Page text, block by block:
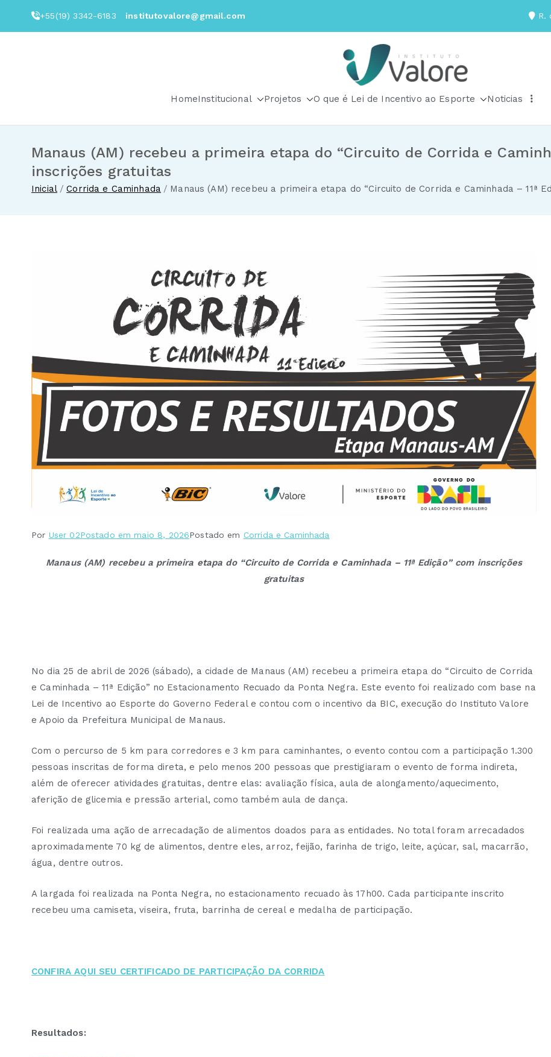
+55(19) 3342-6183 institutovalore@gmail.com R.
Instituto Valore
HomeInstitucional Projetos O que é Lei de Incentivo ao Esporte Noticias
Manaus (AM) recebeu a primeira etapa do “Circuito de Corrida e
inscrições gratuitas
Inicial Corrida e Caminhada Manaus (AM) recebeu a primeira etapa do “Circuito de Corrida e Caminhada – 11ª
Por User 02Postado emmaio 8, 2026Postado em Corrida e Caminhada
Manaus (AM) recebeu a primeira etapa do “Circuito de Corrida e Caminhada – 11ª Edição” com inscrições
gratuitas
No dia 25 de abril de 2026 (sábado), a cidade de Manaus (AM) recebeu a primeira etapa do “Circuito de Corrida
e Caminhada – 11ª Edição” no Estacionamento Recuado da Ponta Negra. Este evento foi realizado com base na
Lei de Incentivo ao Esporte do Governo Federal e contou com o incentivo da BIC, execução do Instituto Valore
e Apoio da Prefeitura Municipal de Manaus.
Com o percurso de 5 km para corredores e 3 km para caminhantes, o evento contou com a participação 1.300
pessoas inscritas de forma direta, e pelo menos 200 pessoas que prestigiaram o evento de forma indireta,
além de oferecer atividades gratuitas, dentre elas: avaliação física, aula de alongamento/aquecimento,
aferição de glicemia e pressão arterial, como também aula de dança.
Foi realizada uma ação de arrecadação de alimentos doados para as entidades. No total foram arrecadados
aproximadamente 70 kg de alimentos, dentre eles, arroz, feijão, farinha de trigo, leite, açúcar, sal, macarrão,
água, dentre outros.
A largada foi realizada na Ponta Negra, no estacionamento recuado às 17h00. Cada participante inscrito
recebeu uma camiseta, viseira, fruta, barrinha de cereal e medalha de participação.
CONFIRA AQUI SEU CERTIFICADO DE PARTICIPAÇÃO DA CORRIDA
Resultados: